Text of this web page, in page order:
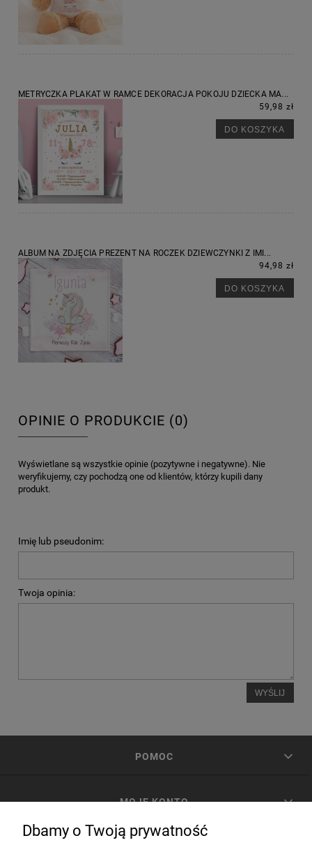
METRYCZKA PLAKAT W RAMCE DEKORACJA POKOJU DZIECKA MA...
59,98 zł
DO KOSZYKA
ALBUM NA ZDJĘCIA PREZENT NA ROCZEK DZIEWCZYNKI Z IMI...
94,98 zł
DO KOSZYKA
OPINIE O PRODUKCIE (0)
Wyświetlane są wszystkie opinie (pozytywne i negatywne). Nie
weryfikujemy, czy pochodzą one od klientów, którzy kupili dany
produkt.
Imię lub pseudonim:
Twoja opinia:
WYŚLIJ
POMOC
MOJE KONTO
Dbamy o Twoją prywatność